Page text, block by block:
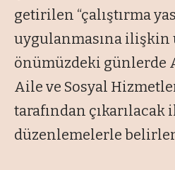
getirilen “çalıştırma
uygulanmasına ilişkin
önümüzdeki günlerde
Aile ve Sosyal
tarafından
düzenlemelerle